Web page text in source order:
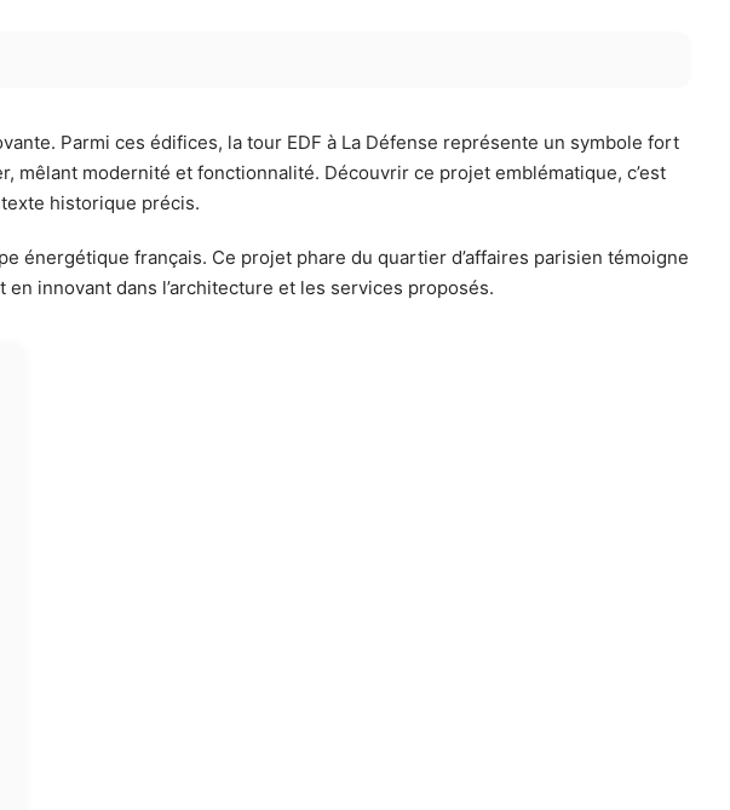
Parmi ces édifices, la tour EDF à La Défense représente un symbole fort
modernité et fonctionnalité. Découvrir ce projet emblématique, c’est
historique précis.
énergétique français. Ce projet phare du quartier d’affaires parisien témoigne
en innovant dans l’architecture et les services proposés.